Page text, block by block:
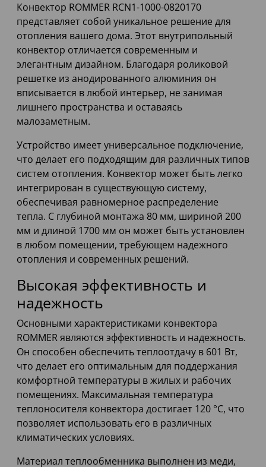
Конвектор ROMMER RCN1-1000-0820170
представляет собой уникальное решение для
отопления вашего дома. Этот внутрипольный
конвектор отличается современным и
элегантным дизайном. Благодаря роликовой
решетке из анодированного алюминия он
вписывается в любой интерьер, не занимая
лишнего пространства и оставаясь
малозаметным.
Устройство имеет универсальное подключение,
что делает его подходящим для различных типов
систем отопления. Конвектор может быть легко
интегрирован в существующую систему,
обеспечивая равномерное распределение
тепла. С глубиной монтажа 80 мм, шириной 200
мм и длиной 1700 мм он может быть установлен
в любом помещении, требующем надежного
отопления и современных решений.
Высокая эффективность и
надежность
Основными характеристиками конвектора
ROMMER являются эффективность и надежность.
Он способен обеспечить теплоотдачу в 601 Вт,
что делает его оптимальным для поддержания
комфортной температуры в жилых и рабочих
помещениях. Максимальная температура
теплоносителя конвектора достигает 120 °С, что
позволяет использовать его в различных
климатических условиях.
Материал теплообменника выполнен из меди,